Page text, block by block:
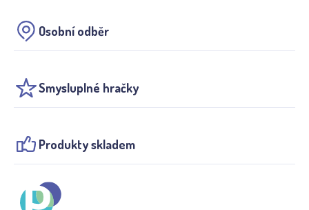
Osobní odběr
Smysluplné hračky
Produkty skladem